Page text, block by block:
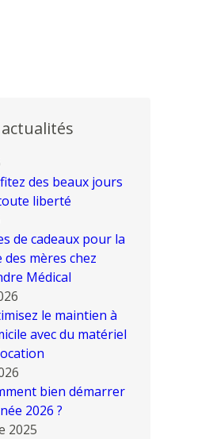
des beaux jours
liberté
de cadeaux pour la
des mères chez
Médical
le maintien à
avec du matériel
bien démarrer
2026 ?
2025